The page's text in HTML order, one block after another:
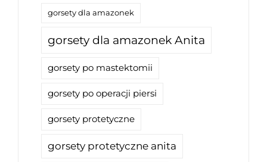
gorsety dla amazonek
gorsety dla amazonek Anita
gorsety po mastektomii
gorsety po operacji piersi
gorsety protetyczne
gorsety protetyczne anita